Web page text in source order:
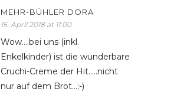
MEHR-BÜHLER DORA
15. April 2018 at 11:00
Wow….bei uns (inkl.
Enkelkinder) ist die wunderbare
Cruchi-Creme der Hit…..nicht
nur auf dem Brot…;-)